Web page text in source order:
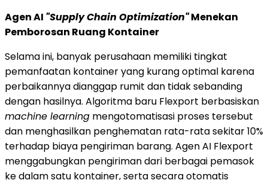
Agen AI "Supply Chain Optimization"Menekan
Pemborosan Ruang Kontainer
Selama ini, banyak perusahaan memiliki tingkat
pemanfaatan kontainer yang kurang optimal karena
perbaikannya dianggap rumit dan tidak sebanding
dengan hasilnya. Algoritma baru Flexport berbasiskan
machine learning mengotomatisasi proses tersebut
dan menghasilkan penghematan rata-rata sekitar 10%
terhadap biaya pengiriman barang. Agen AI Flexport
menggabungkan pengiriman dari berbagai pemasok
ke dalam satu kontainer, serta secara otomatis